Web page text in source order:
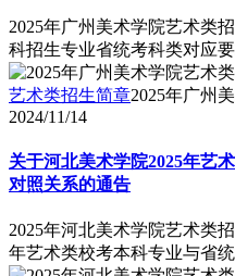
2025年广州美术学院艺术类
科招生专业省统考科类对应
艺术类招生简章2025年广州
2024/11/14
关于河北美术学院2025年艺
对照关系的通告
2025年河北美术学院艺术类
年艺术类校考本科专业与省